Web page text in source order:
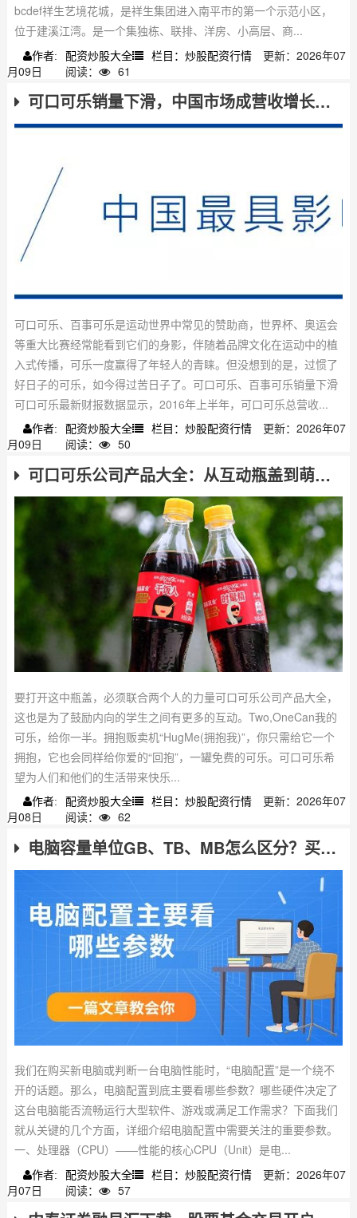
bcdef祥生艺境花城，是祥生集团进入南平市的第一个示范小区，
位于建溪江湾。是一个集独栋、联排、洋房、小高层、商...
作者: 配资炒股大全 栏目：炒股配资行情
更新：2026年07
月09日
阅读： 61
可口可乐销量下滑，中国市场成营收增长绊脚石！产品大全如何？
可口可乐、百事可乐是运动世界中常见的赞助商，世界杯、奥运会
等重大比赛经常能看到它们的身影，伴随着品牌文化在运动中的植
入式传播，可乐一度赢得了年轻人的青睐。但没想到的是，过惯了
好日子的可乐，如今得过苦日子了。可口可乐、百事可乐销量下滑
可口可乐最新财报数据显示，2016年上半年，可口可乐总营收...
作者: 配资炒股大全 栏目：炒股配资行情
更新：2026年07
月09日
阅读： 50
可口可乐公司产品大全：从互动瓶盖到萌趣包装，这些创意可乐你喝过吗？
要打开这中瓶盖，必须联合两个人的力量可口可乐公司产品大全，
这也是为了鼓励内向的学生之间有更多的互动。Two,OneCan我的
可乐，给你一半。拥抱贩卖机“HugMe(拥抱我)”，你只需给它一个
拥抱，它也会同样给你爱的“回抱”，一罐免费的可乐。可口可乐希
望为人们和他们的生活带来快乐...
作者: 配资炒股大全 栏目：炒股配资行情
更新：2026年07
月08日
阅读： 62
电脑容量单位GB、TB、MB怎么区分？买电脑必懂
我们在购买新电脑或判断一台电脑性能时，“电脑配置”是一个绕不
开的话题。那么，电脑配置到底主要看哪些参数？哪些硬件决定了
这台电脑能否流畅运行大型软件、游戏或满足工作需求？下面我们
就从关键的几个方面，详细介绍电脑配置中需要关注的重要参数。
一、处理器（CPU）——性能的核心CPU（Unit）是电...
作者: 配资炒股大全 栏目：炒股配资行情
更新：2026年07
月07日
阅读： 57